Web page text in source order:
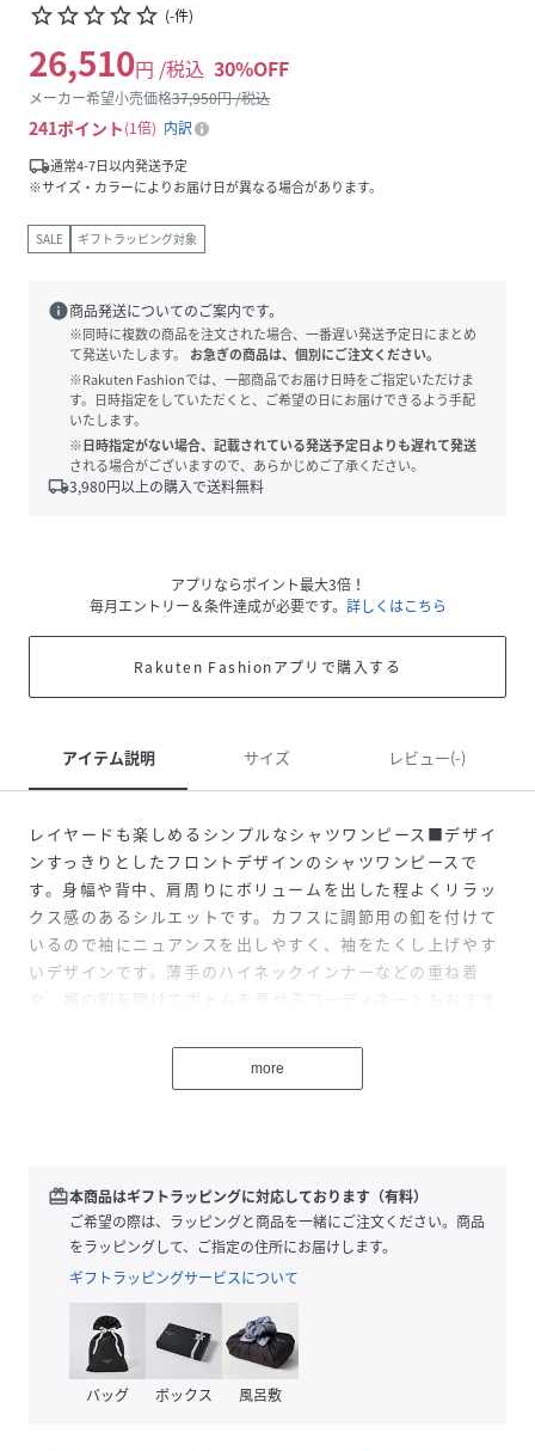
star_borderstar_borderstar_borderstar_borderstar_border (-件)
26,510円 /税込 30%OFF
メーカー希望小売価格37,950円 /税込
241ポイント 1倍
内訳
local_shipping通常4-7日以内発送予定
※サイズ・カラーによりお届け日が異なる場合があります。
SALE ギフトラッピング対象
info商品発送についてのご案内です。
※同時に複数の商品を注文された場合、一番遅い発送予定日にまとめ
て発送いたします。
お急ぎの商品は、個別にご注文ください。
※Rakuten Fashionでは、一部商品でお届け日時をご指定いただけま
す。日時指定をしていただくと、ご希望の日にお届けできるよう手配
いたします。
※日時指定がない場合、記載されている発送予定日よりも遅れて発送
される場合がございますので、あらかじめご了承ください。
local_shipping3,980円以上の購入で送料無料
アプリならポイント最大3倍！
毎月エントリー＆条件達成が必要です。 詳しくはこちら
Rakuten Fashionアプリで購入する
アイテム説明 サイズ レビュー(-)
レイヤードも楽しめるシンプルなシャツワンピース■デザイ
ンすっきりとしたフロントデザインのシャツワンピースで
す。身幅や背中、肩周りにボリュームを出した程よくリラッ
クス感のあるシルエットです。カフスに調節用の釦を付けて
いるので袖にニュアンスを出しやすく、袖をたくし上げやす
いデザインです。薄手のハイネックインナーなどの重ね着
や、裾の釦を開けてボトムを見せるコーディネートもおすす
とポリエステルを適当な割合で配合することにより、手洗い
可能で、シワになりにくい素材です。スパンポリエステルを
素材です。程よい透け感と膨らみ感、軽やかさも兼ね揃えて
います。
※画像はサンプルを使用している為、実際にお届けする商品
と仕様、加工、サイズが若干異なる場合がございます。予め
ご了承ください。※撮影環境の都合上、実際の商品と色味が
異なって見える場合がございます。
身長174 B80 W61 H86
more
redeem本商品はギフトラッピングに対応しております（有料）
ご希望の際は、ラッピングと商品を一緒にご注文ください。商品
をラッピングして、ご指定の住所にお届けします。
ギフトラッピングサービスについて
バッグ ボックス 風呂敷